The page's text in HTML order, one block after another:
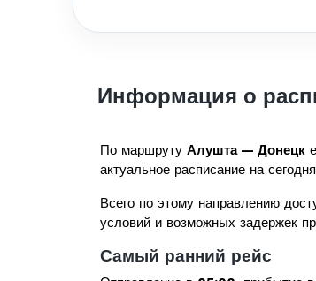
Информация о
По маршруту Алушта — Донецк
актуальное расписание на
Всего по этому направлению
условий и возможных задержек
Самый ранний рейс